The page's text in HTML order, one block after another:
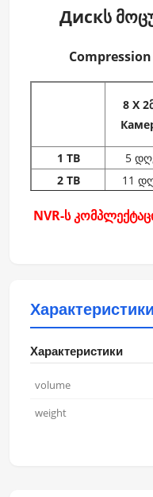
Дискს
8 X
1 TB 5
2 TB
11
6 TB
33
NVR-ს
Характеристики
Характеристики
volume
weight